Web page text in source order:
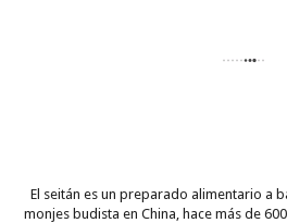
El seitán es un preparado alimentario a
monjes budista en China, hace más de